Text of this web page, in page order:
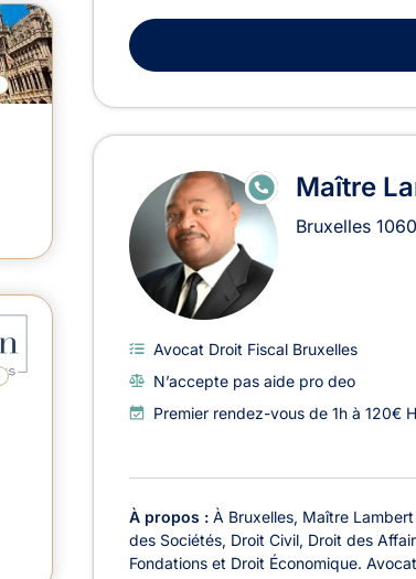
Maître
Bruxelles 1060
E
N
LI
E
Avocat Droit Fiscal Bruxelles
N’accepte pas aide pro deo
Premier rendez-vous de 1h à 120€
À propos : À Bruxelles, Maître
des Sociétés, Droit Civil, Droit des
Fondations et Droit Économique.